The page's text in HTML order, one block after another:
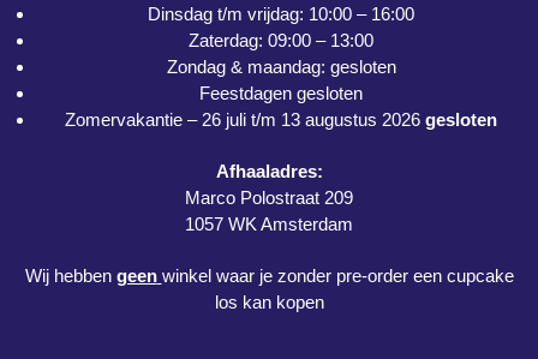
Dinsdag t/m vrijdag: 10:00 – 16:00
Zaterdag: 09:00 – 13:00
Zondag & maandag: gesloten
Feestdagen gesloten
Zomervakantie – 26 juli t/m 13 augustus 2026 gesloten
Afhaaladres:
Marco Polostraat 209
1057 WK Amsterdam
Wij hebben geen winkel waar je zonder pre-order een cupcake
los kan kopen